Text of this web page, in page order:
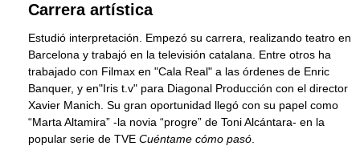
Carrera artística
Estudió interpretación. Empezó su carrera, realizando teatro en
Barcelona y trabajó en la televisión catalana. Entre otros ha
trabajado con Filmax en "Cala Real" a las órdenes de Enric
Banquer, y en"Iris t.v" para Diagonal Producción con el director
Xavier Manich. Su gran oportunidad llegó con su papel como
“Marta Altamira” -la novia “progre” de Toni Alcántara- en la
popular serie de TVE Cuéntame cómo pasó